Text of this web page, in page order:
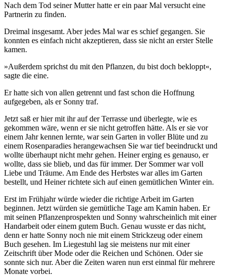
Nach dem Tod seiner Mutter hatte er ein paar Mal versucht eine
Partnerin zu finden.
Dreimal insgesamt. Aber jedes Mal war es schief gegangen. Sie
konnten es einfach nicht akzeptieren, dass sie nicht an erster Stelle
kamen.
»Außerdem sprichst du mit den Pflanzen, du bist doch bekloppt«,
sagte die eine.
Er hatte sich von allen getrennt und fast schon die Hoffnung
aufgegeben, als er Sonny traf.
Jetzt saß er hier mit ihr auf der Terrasse und überlegte, wie es
gekommen wäre, wenn er sie nicht getroffen hätte. Als er sie vor
einem Jahr kennen lernte, war sein Garten in voller Blüte und zu
einem Rosenparadies herangewachsen Sie war tief beeindruckt und
wollte überhaupt nicht mehr gehen. Heiner erging es genauso, er
wollte, dass sie blieb, und das für immer. Der Sommer war voll
Liebe und Träume. Am Ende des Herbstes war alles im Garten
bestellt, und Heiner richtete sich auf einen gemütlichen Winter ein.
Erst im Frühjahr würde wieder die richtige Arbeit im Garten
beginnen. Jetzt würden sie gemütliche Tage am Kamin haben. Er
mit seinen Pflanzenprospekten und Sonny wahrscheinlich mit einer
Handarbeit oder einem gutem Buch. Genau wusste er das nicht,
denn er hatte Sonny noch nie mit einem Strickzeug oder einem
Buch gesehen. Im Liegestuhl lag sie meistens nur mit einer
Zeitschrift über Mode oder die Reichen und Schönen. Oder sie
sonnte sich nur. Aber die Zeiten waren nun erst einmal für mehrere
Monate vorbei.